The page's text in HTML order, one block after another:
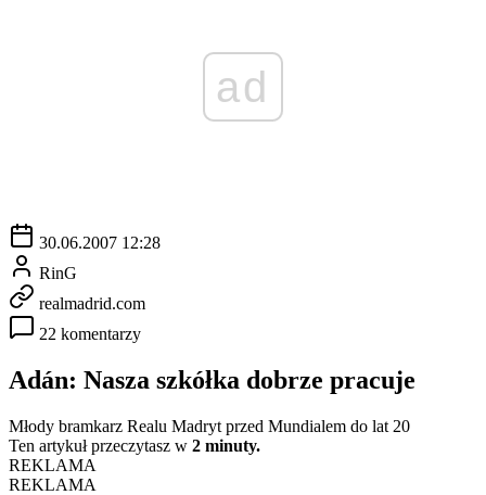
ad
30.06.2007 12:28
RinG
realmadrid.com
22 komentarzy
Adán: Nasza szkółka dobrze pracuje
Młody bramkarz Realu Madryt przed Mundialem do lat 20
Ten artykuł przeczytasz w 2 minuty.
REKLAMA
REKLAMA